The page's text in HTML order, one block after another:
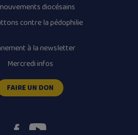
diocésains
contre la pédophilie
à la newsletter
Mercredi infos
FAIRE UN DON